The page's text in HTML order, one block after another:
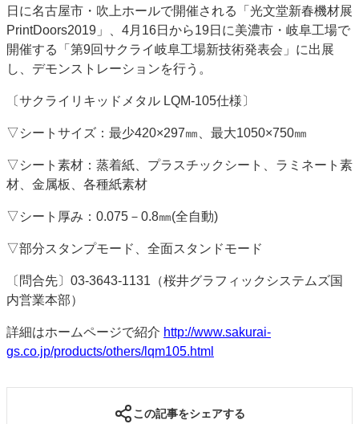
日に名古屋市・吹上ホールで開催される「光文堂新春機材展
PrintDoors2019」、4月16日から19日に美濃市・岐阜工場で
開催する「第9回サクライ岐阜工場新技術発表会」に出展
し、デモンストレーションを行う。
〔サクライリキッドメタル LQM-105仕様〕
▽シートサイズ：最少420×297㎜、最大1050×750㎜
▽シート素材：蒸着紙、プラスチックシート、ラミネート素
材、金属板、各種紙素材
▽シート厚み：0.075－0.8㎜(全自動)
▽部分スタンプモード、全面スタンドモード
〔問合先〕03-3643-1131（桜井グラフィックシステムズ国
内営業本部）
詳細はホームページで紹介 http://www.sakurai-
gs.co.jp/products/others/lqm105.html
この記事をシェアする